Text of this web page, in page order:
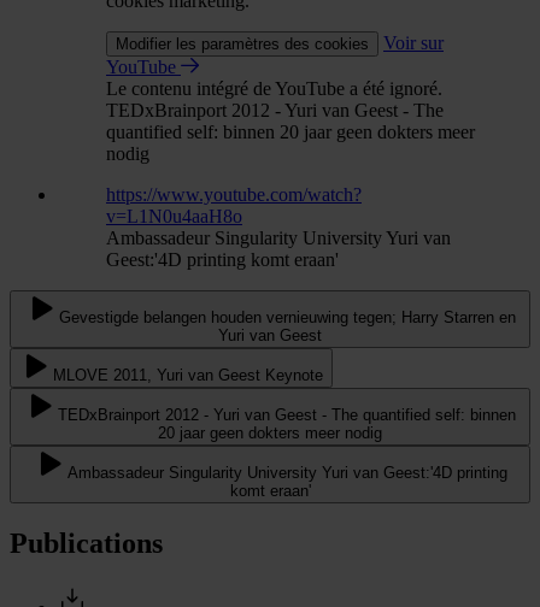
Modifier les paramètres des cookies
Voir sur
YouTube
Le contenu intégré de YouTube a été ignoré.
TEDxBrainport 2012 - Yuri van Geest - The
quantified self: binnen 20 jaar geen dokters meer
nodig
https://www.youtube.com/watch?
v=L1N0u4aaH8o
Ambassadeur Singularity University Yuri van
Geest:'4D printing komt eraan'
Gevestigde belangen houden vernieuwing tegen; Harry Starren en
Yuri van Geest
MLOVE 2011, Yuri van Geest Keynote
TEDxBrainport 2012 - Yuri van Geest - The quantified self: binnen
20 jaar geen dokters meer nodig
Ambassadeur Singularity University Yuri van Geest:'4D printing
komt eraan'
Publications